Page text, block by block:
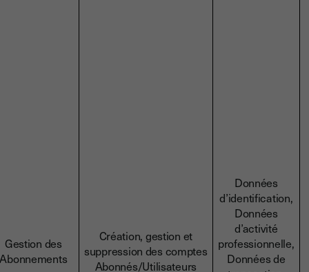
Gestion des
Abonnements
Création, gestion et
suppression des comptes
Abonnés/Utilisateurs
Données
d’identification,
Données
d’activité
professionnelle,
Données de